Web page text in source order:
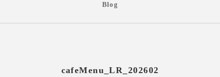
Blog
cafeMenu_LR_202602